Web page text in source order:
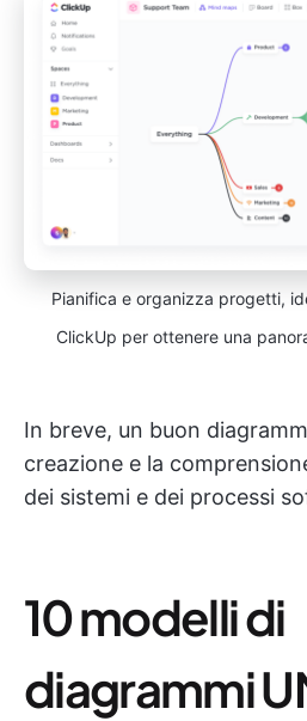
Pianifica e organizza progetti,
ClickUp per ottenere una
In breve, un buon
creazione e la
dei sistemi e dei processi
10 modelli di
diagrammi